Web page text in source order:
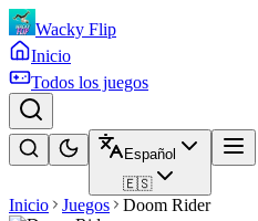
Wacky Flip
Inicio
Todos los juegos
Español
🇪🇸
Inicio Juegos Doom Rider